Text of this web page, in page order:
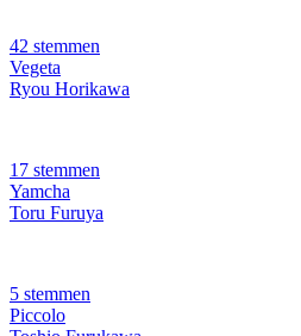
42 stemmen
Vegeta
Ryou Horikawa
17 stemmen
Yamcha
Toru Furuya
5 stemmen
Piccolo